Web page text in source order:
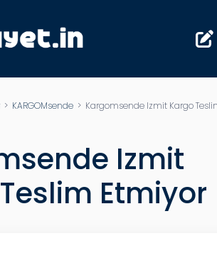
> KARGOMsende > Kargomsende Izmit Kargo
Izmit
Etmiyor